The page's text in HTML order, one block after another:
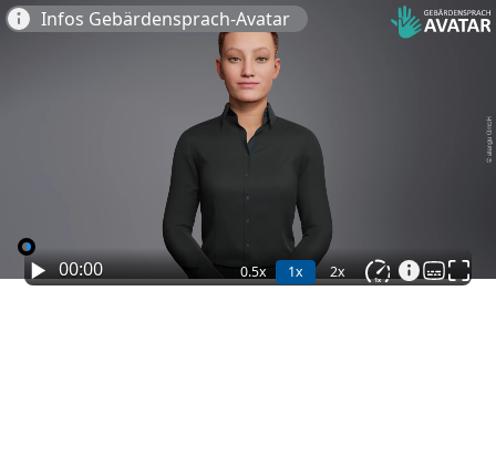
Infos Gebärdensprach-Avatar
00:00 0.5x 1x 2x 1x